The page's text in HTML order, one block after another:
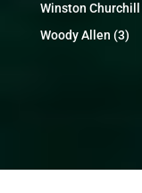
Winston Churchill
Woody Allen (3)